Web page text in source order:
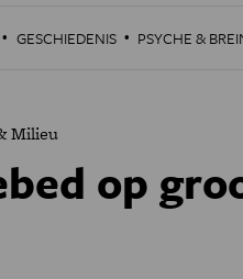
· GESCHIEDENIS · PSYCHE &
Milieu
op